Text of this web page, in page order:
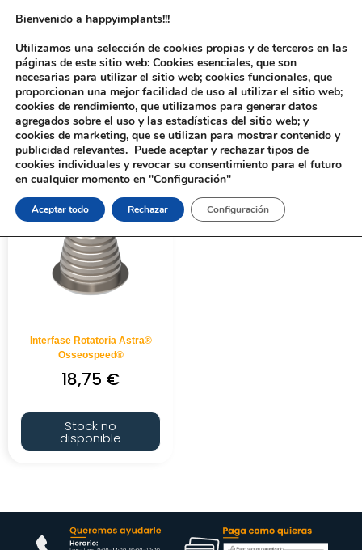
Inicio/ Productos etiquetados “170312”
Interfase Rotatoria Astra®
Osseospeed®
18,75 €
Stock no
disponible
Bienvenido a happyimplants!!!
Utilizamos una selección de cookies propias y de terceros en las
páginas de este sitio web: Cookies esenciales, que son
necesarias para utilizar el sitio web; cookies funcionales, que
proporcionan una mejor facilidad de uso al utilizar el sitio web;
cookies de rendimiento, que utilizamos para generar datos
agregados sobre el uso y las estadísticas del sitio web; y
cookies de marketing, que se utilizan para mostrar contenido y
publicidad relevantes. Puede aceptar y rechazar tipos de
cookies individuales y revocar su consentimiento para el futuro
en cualquier momento en "Configuración"
Aceptar todo Rechazar Configuración